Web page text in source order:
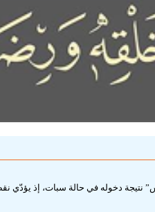
دخوله في حالة سبات، إذ يؤدّي